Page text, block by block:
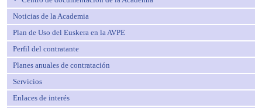
Noticias de la Academia
Plan de Uso del Euskera en la AVPE
Perfil del contratante
Planes anuales de contratación
Servicios
Enlaces de interés